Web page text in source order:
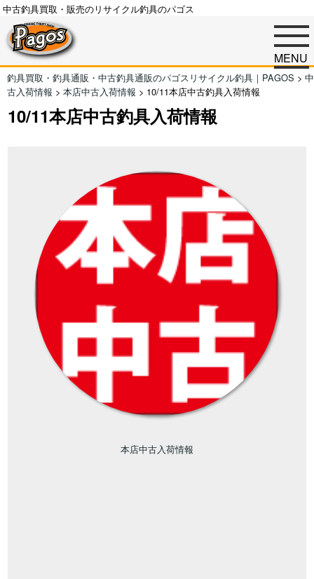
中古釣具買取・販売のリサイクル釣具のパゴス
MENU
釣具買取・釣具通販・中古釣具通販のパゴスリサイクル釣具｜PAGOS > 中
古入荷情報 > 本店中古入荷情報 > 10/11本店中古釣具入荷情報
10/11本店中古釣具入荷情報
本店中古入荷情報